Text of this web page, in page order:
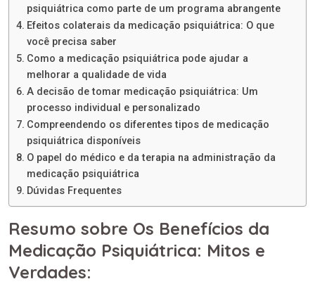
psiquiátrica como parte de um programa abrangente
Efeitos colaterais da medicação psiquiátrica: O que
você precisa saber
Como a medicação psiquiátrica pode ajudar a
melhorar a qualidade de vida
A decisão de tomar medicação psiquiátrica: Um
processo individual e personalizado
Compreendendo os diferentes tipos de medicação
psiquiátrica disponíveis
O papel do médico e da terapia na administração da
medicação psiquiátrica
Dúvidas Frequentes
Resumo sobre Os Benefícios da
Medicação Psiquiátrica: Mitos e
Verdades: